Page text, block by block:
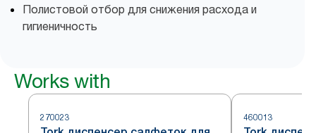
Полистовой отбор для снижения расхода и
гигиеничность
Works with
270023 460013